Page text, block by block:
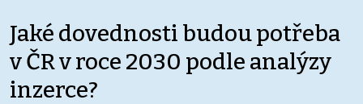
Jaké dovednosti budou potřeba
v ČR v roce 2030 podle analýzy
inzerce?